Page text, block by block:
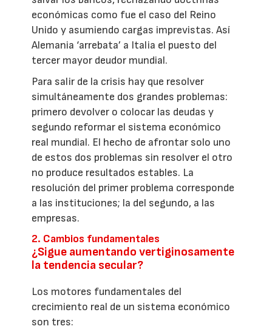
económicas como fue el caso del Reino
Unido y asumiendo cargas imprevistas. Así
Alemania ‘arrebata’ a Italia el puesto del
tercer mayor deudor mundial.
Para salir de la crisis hay que resolver
simultáneamente dos grandes problemas:
primero devolver o colocar las deudas y
segundo reformar el sistema económico
real mundial. El hecho de afrontar solo uno
de estos dos problemas sin resolver el otro
no produce resultados estables. La
resolución del primer problema corresponde
a las instituciones; la del segundo, a las
empresas.
2. Cambios fundamentales
¿Sigue aumentando vertiginosamente
la tendencia secular?
Los motores fundamentales del
crecimiento real de un sistema económico
son tres: